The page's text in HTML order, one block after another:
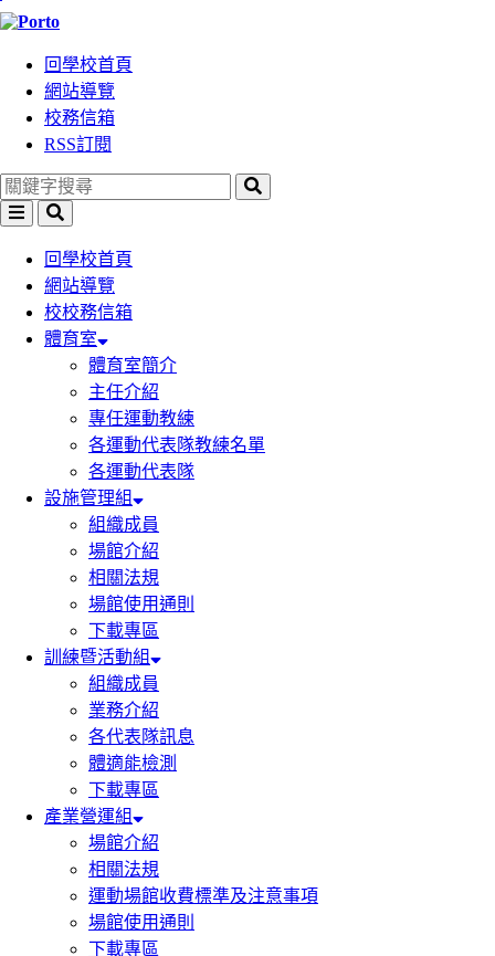
跳
區
塊
回學校首頁
網站導覽
校務信箱
RSS訂閱
選
搜
回學校首頁
網站導覽
校校務信箱
體育室
體育室簡介
主任介紹
專任運動教練
各運動代表隊教練名單
各運動代表隊
設施管理組
組織成員
場館介紹
相關法規
場館使用通則
下載專區
訓練暨活動組
組織成員
業務介紹
各代表隊訊息
體適能檢測
下載專區
產業營運組
場館介紹
相關法規
運動場館收費標準及注意事項
場館使用通則
下載專區